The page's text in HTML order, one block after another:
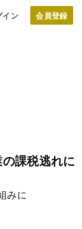
イン
課税逃れに
みに